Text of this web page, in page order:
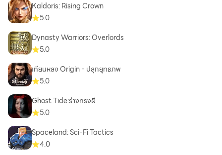
Kaldoris: Rising Crown
5.0
Dynasty Warriors: Overlords
5.0
เทียนหลง Origin - ปลุกยุทธภพ
5.0
Ghost Tide:ร่างทรงผี
5.0
Spaceland: Sci-Fi Tactics
4.0